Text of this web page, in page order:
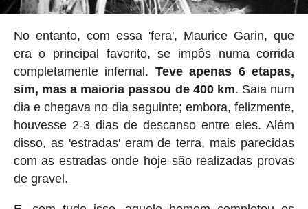
No entanto, com essa 'fera', Maurice Garin, que
era o principal favorito, se impôs numa corrida
completamente infernal. Teve apenas 6 etapas,
sim, mas a maioria passou de 400 km. Saia num
dia e chegava no dia seguinte; embora, felizmente,
houvesse 2-3 dias de descanso entre eles. Além
disso, as 'estradas' eram de terra, mais parecidas
com as estradas onde hoje são realizadas provas
de gravel.